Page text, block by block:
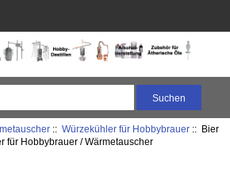
:: Würzekühler für Hobbybrauer:: Bier
für Hobbybrauer / Wärmetauscher